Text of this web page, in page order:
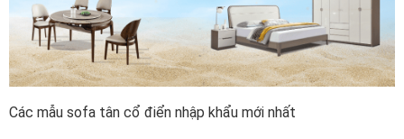
Các mẫu sofa tân cổ điển nhập khẩu mới nhất